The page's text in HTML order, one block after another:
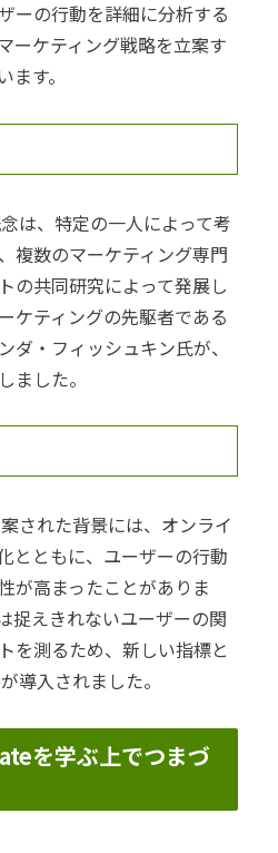
ーの行動を詳細に分析する
ーケティング戦略を立案す
す。
は、特定の一人によって考
複数のマーケティング専門
の共同研究によって発展し
ケティングの先駆者である
ダ・フィッシュキン氏が、
ました。
された背景には、オンライ
とともに、ユーザーの行動
が高まったことがありま
捉えきれないユーザーの関
を測るため、新しい指標と
導入されました。
を学ぶ上でつまづ